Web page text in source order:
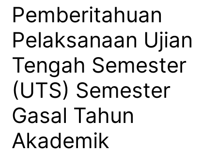
Pemberitahuan
Pelaksanaan Ujian
Tengah Semester
(UTS) Semester
Gasal Tahun
Akademik